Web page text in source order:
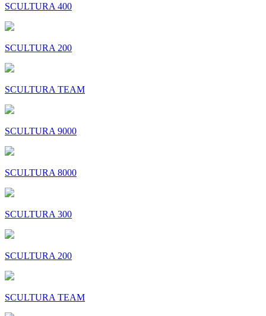
SCULTURA 400
SCULTURA 200
SCULTURA TEAM
SCULTURA 9000
SCULTURA 8000
SCULTURA 300
SCULTURA 200
SCULTURA TEAM